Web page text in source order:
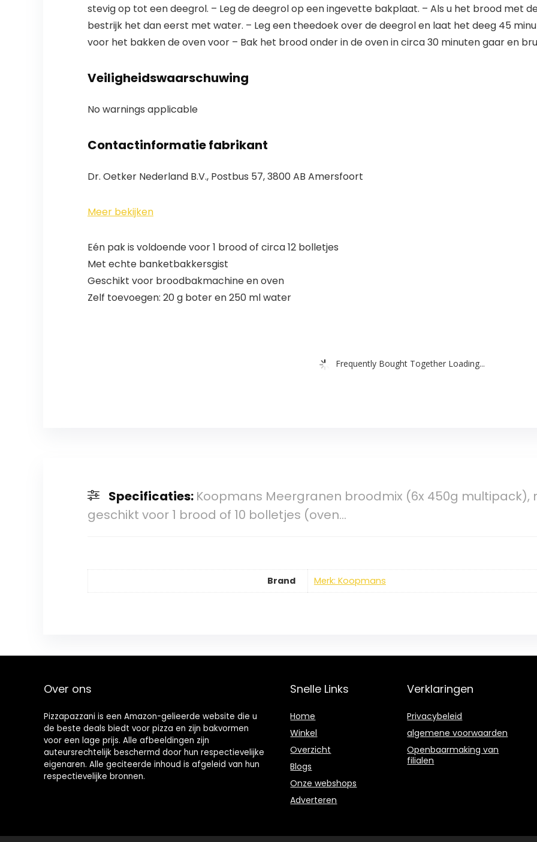
stevig op tot een deegrol. – Leg de deegrol op een ingevette bakplaat. – Als u het brood met
bestrijk het dan eerst met water. – Leg een theedoek over de deegrol en laat het deeg 45
voor het bakken de oven voor – Bak het brood onder in de oven in circa 30 minuten gaar en
Veiligheidswaarschuwing
No warnings applicable
Contactinformatie fabrikant
Dr. Oetker Nederland B.V., Postbus 57, 3800 AB Amersfoort
Meer bekijken
Eén pak is voldoende voor 1 brood of circa 12 bolletjes
Met echte banketbakkersgist
Geschikt voor broodbakmachine en oven
Zelf toevoegen: 20 g boter en 250 ml water
Frequently Bought Together Loading...
Specificaties: Koopmans Meergranen broodmix (6x 450g multipack),
geschikt voor 1 brood of 10 bolletjes (oven…
Brand Merk: Koopmans
Over ons
Pizzapazzani is een Amazon-gelieerde website die u
de beste deals biedt voor pizza en zijn bakvormen
voor een lage prijs. Alle afbeeldingen zijn
auteursrechtelijk beschermd door hun respectievelijke
eigenaren. Alle geciteerde inhoud is afgeleid van hun
respectievelijke bronnen.
Snelle Links
Home
Winkel
Overzicht
Blogs
Onze webshops
Adverteren
Verklaringen
Privacybeleid
algemene voorwaarden
Openbaarmaking van
filialen